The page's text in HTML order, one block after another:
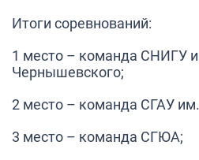
Итоги соревнований:
1 место – команда СНИГУ
Чернышевского;
2 место – команда СГАУ
3 место – команда СГЮА;